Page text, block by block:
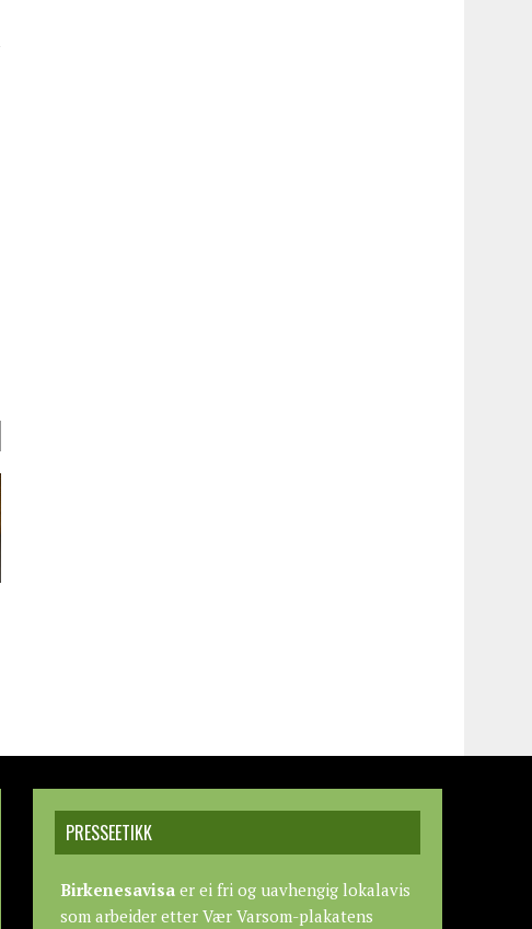
PRESSEETIKK
Birkenesavisa er ei fri og uavhengig lokalavis
som arbeider etterVær Varsom-plakatens